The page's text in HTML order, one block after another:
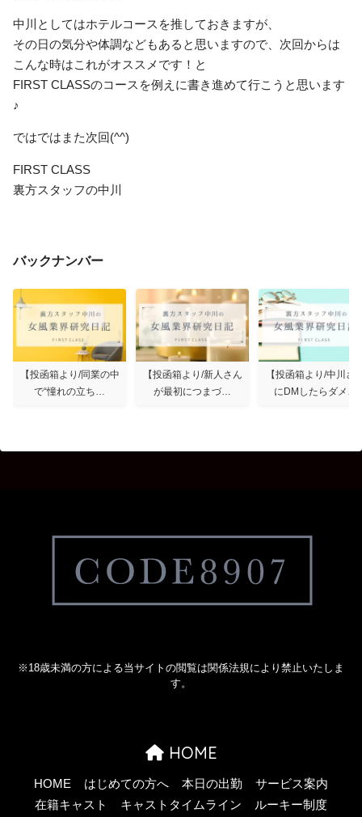
中川としてはホテルコースを推しておきますが、
その日の気分や体調などもあると思いますので、次回からは
こんな時はこれがオススメです！と
FIRST CLASSのコースを例えに書き進めて行こうと思います
♪
ではではまた次回(^^)
FIRST CLASS
裏方スタッフの中川
バックナンバー
【投函箱より/同業の中
で“憧れの立ち…
【投函箱より/新人さん
が最初につまづ…
【投函箱より/中川さ
にDMしたらダメ…
※18歳未満の方による当サイトの閲覧は関係法規により禁止いたしま
す。
HOME
HOME はじめての方へ 本日の出勤
サービス案内
在籍キャスト
キャストタイムライン ルーキー制度